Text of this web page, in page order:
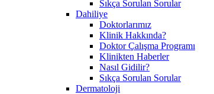
Sıkça Sorulan Sorular
Dahiliye
Doktorlarımız
Klinik Hakkında?
Doktor Çalışma Programı
Klinikten Haberler
Nasıl Gidilir?
Sıkça Sorulan Sorular
Dermatoloji